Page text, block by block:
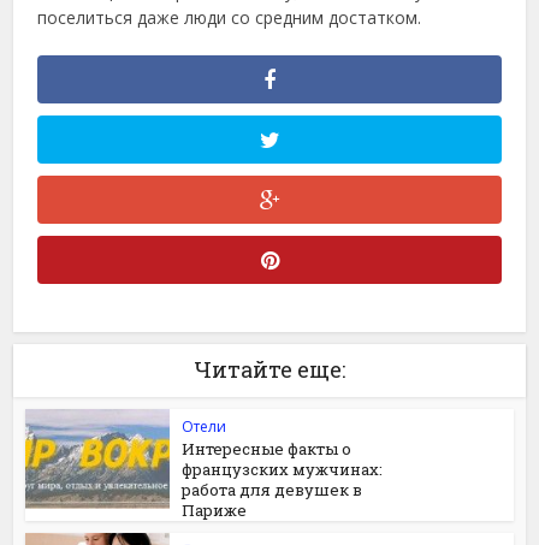
поселиться даже люди со средним достатком.
Читайте еще:
Отели
Интересные факты о
французских мужчинах:
работа для девушек в
Париже